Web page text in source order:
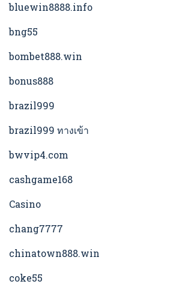
bluewin8888.info
bng55
bombet888.win
bonus888
brazil999
brazil999 ทางเข้า
bwvip4.com
cashgame168
Casino
chang7777
chinatown888.win
coke55